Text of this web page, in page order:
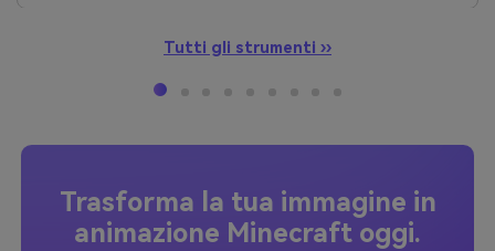
Tutti gli strumenti ››
Trasforma la tua immagine in
animazione Minecraft oggi.